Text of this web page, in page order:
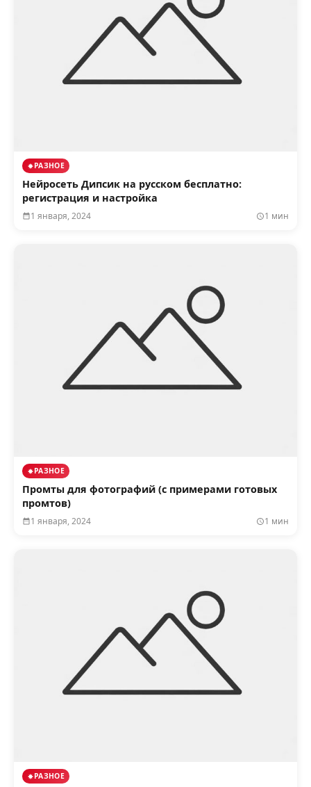
РАЗНОЕ
Нейросеть Дипсик на русском бесплатно:
регистрация и настройка
1 января, 2024 1 мин
РАЗНОЕ
Промты для фотографий (с примерами готовых
промтов)
1 января, 2024 1 мин
РАЗНОЕ